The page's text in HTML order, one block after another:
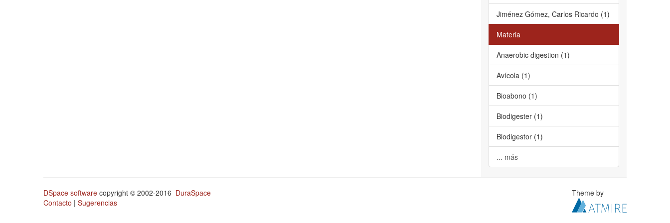
Jiménez Gómez, Carlos Ricardo (1)
Materia
Anaerobic digestion (1)
Avícola (1)
Bioabono (1)
Biodigester (1)
Biodigestor (1)
... más
DSpace software copyright © 2002-2016 DuraSpace
Contacto | Sugerencias
Theme by